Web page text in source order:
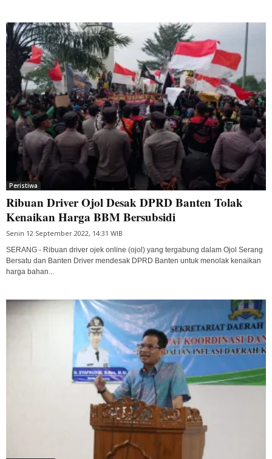
Peristiwa
Ribuan Driver Ojol Desak DPRD Banten Tolak
Kenaikan Harga BBM Bersubsidi
Senin 12 September 2022, 14:31 WIB
SERANG - Ribuan driver ojek online (ojol) yang tergabung dalam Ojol Serang
Bersatu dan Banten Driver mendesak DPRD Banten untuk menolak kenaikan
harga bahan...